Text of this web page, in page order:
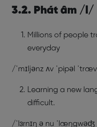
3.2. Phát âm /l/
Millions of people
everyday
/ˈmɪljənz ʌv ˈpipəl
Learning a new
difficult.
/ˈlɜrnɪŋ ə nu ˈlæŋgwəʤ